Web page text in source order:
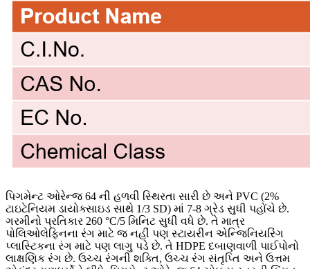
પિગમેન્ટ ઓરેન્જ 64 ની હળવી સ્થિરતા સારી છે અને PVC (2%
ટાઇટેનિયમ ડાયોક્સાઇડ સાથે 1/3 SD) માં 7-8 ગ્રેડ સુધી પહોંચે છે.
ગરમીનો પ્રતિકાર 260 °C/5 મિનિટ સુધી વધે છે. તે માત્ર
પોલિઓલેફિનના રંગ માટે જ નહીં પણ સ્ટાયરીન એન્જિનિયરિંગ
પ્લાસ્ટિકના રંગ માટે પણ લાગુ પડે છે. તે HDPE દબાણવાળી પાઈપોનો
લાક્ષણિક રંગ છે. ઉચ્ચ રંગની શક્તિ, ઉચ્ચ રંગ સંતૃપ્તિ અને ઉત્તમ